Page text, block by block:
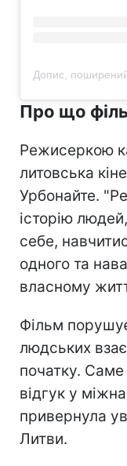
Про що
Режисеркою
литовська
Урбонайте.
історію
себе,
одного та
власному
Фільм
людських
початку.
відгук у
привернула
Литви.